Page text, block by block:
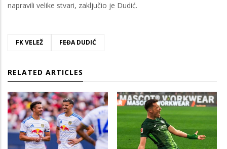
napravili velike stvari, zaključio je Dudić.
FK VELEŽ FEĐA DUDIĆ
RELATED ARTICLES